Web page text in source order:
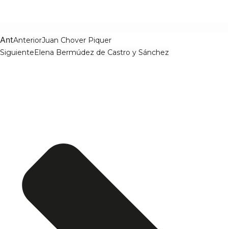
AntAnteriorJuan Chover Piquer
SiguienteElena Bermúdez de Castro y Sánchez